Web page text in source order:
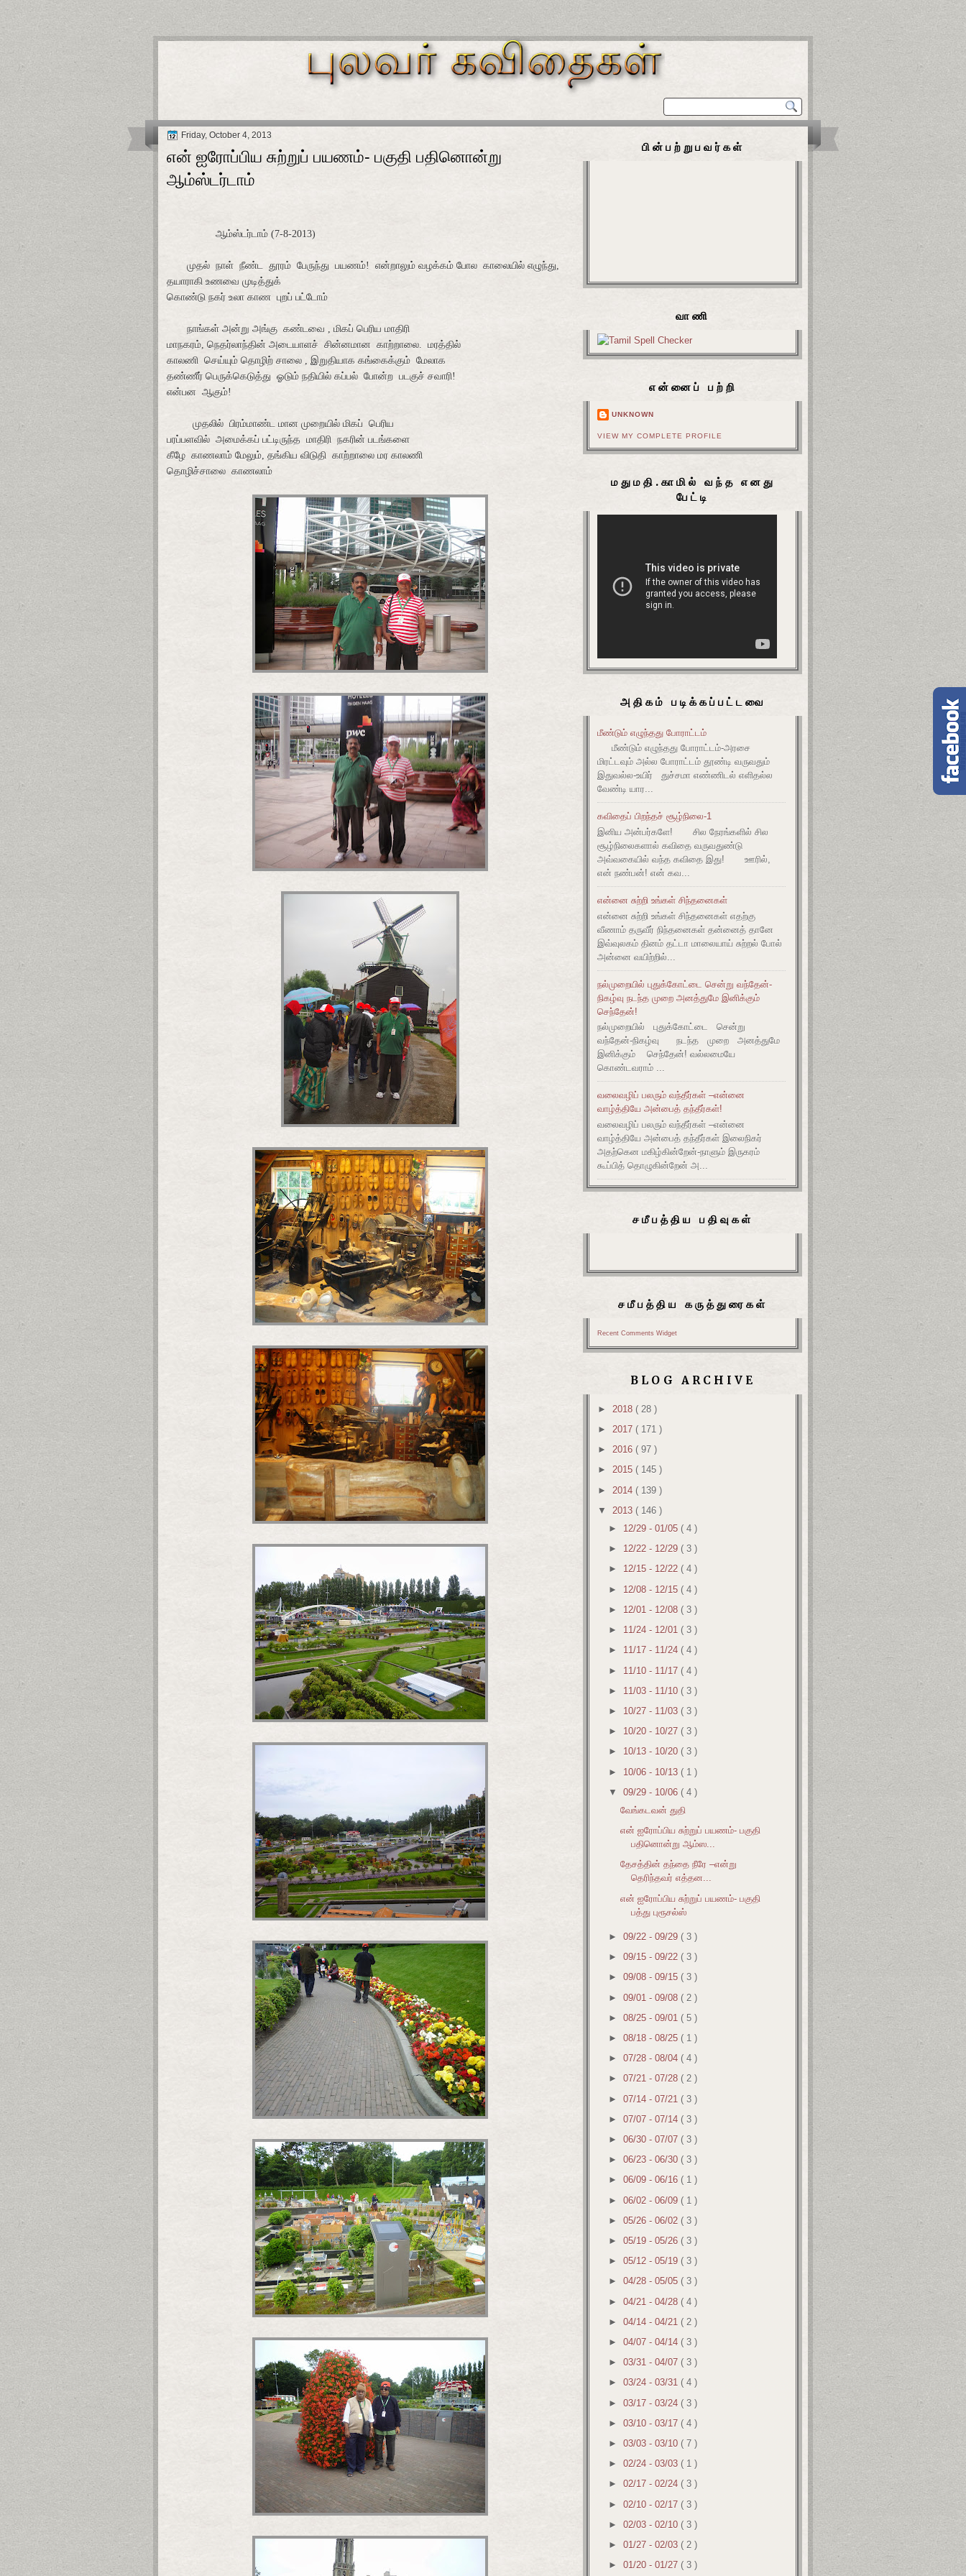
Friday, October 4, 2013
என் ஐரோப்பிய சுற்றுப் பயணம்- பகுதி பதினொன்று
ஆம்ஸ்டர்டாம்
ஆம்ஸ்டர்டாம் (7-8-2013)
முதல் நாள் நீண்ட தூரம் பேருந்து பயணம்! என்றாலும் வழக்கம் போல காலையில் எழுந்து,
தயாராகி உணவை முடித்துக்
கொண்டு நகர் உலா காண புறப் பட்டோம்
நாங்கள் அன்று அங்கு கண்டவை , மிகப் பெரிய மாதிரி
மாநகரம், நெதர்லாந்தின் அடையாளச் சின்னமான காற்றாலை.
மரத்தில்
காலணி செய்யும் தொழிற் சாலை , இறுதியாக கங்கைக்கும் மேலாக
தண்ணீர் பெருக்கெடுத்து ஓடும் நதியில் கப்பல் போன்ற படகுச் சவாரி!
என்பன ஆகும்!
முதலில் பிரம்மாண்ட மான முறையில் மிகப் பெரிய
பரப்பளவில் அமைக்கப் பட்டிருந்த மாதிரி நகரின் படங்களை
கீழே காணலாம் மேலும், தங்கிய விடுதி காற்றாலை மர காலணி
தொழிச்சாலை காணலாம்
பின்பற்றுபவர்கள்
வாணி
என்னைப் பற்றி
UNKNOWN
VIEW MY COMPLETE PROFILE
மதுமதி.காமில் வந்த எனது
பேட்டி
அதிகம் படிக்கப்பட்டவை
மீண்டும் எழுந்தது போராட்டம்
மீண்டும் எழுந்தது போராட்டம்-அரசை
மிரட்டவும் அல்ல போராட்டம் தூண்டி வருவதும்
இதுவல்ல-உயிர் துச்சமா எண்ணிடல் எளிதல்ல
வேண்டி யார...
கவிதைப் பிறந்தச் சூழ்நிலை-1
இனிய அன்பர்களே! சில நேரங்களில் சில
சூழ்நிலைகளால் கவிதை வருவதுண்டு
அவ்வகையில் வந்த கவிதை இது! ஊரில்,
என் நண்பன்! என் கவ...
என்னை சுற்றி உங்கள் சிந்தனைகள்
என்னை சுற்றி உங்கள் சிந்தனைகள் எதற்கு
வீணாம் தருவீர் நிந்தனைகள் தன்னைத் தானே
இவ்வுலகம் தினம் தட்டா மாலையாய் சுற்றல் போல்
அன்னை வயிற்றில்...
நல்முறையில் புதுக்கோட்டை சென்று வந்தேன்-
நிகழ்வு நடந்த முறை அனத்துமே இனிக்கும்
செந்தேன்!
நல்முறையில் புதுக்கோட்டை சென்று
வந்தேன்-நிகழ்வு நடந்த முறை அனத்துமே
இனிக்கும் செந்தேன்! வல்லமையே
கொண்டவராம் ...
வலைவழிப் பலரும் வந்தீர்கள் –என்னை
வாழ்த்தியே அன்பைத் தந்தீர்கள்!
வலைவழிப் பலரும் வந்தீர்கள் –என்னை
வாழ்த்தியே அன்பைத் தந்தீர்கள் இலைநிகர்
அதற்கென மகிழ்கின்றேன்-நாளும் இருகரம்
கூப்பித் தொழுகின்றேன் அ...
சமீபத்திய பதிவுகள்
சமீபத்திய கருத்துரைகள்
Recent Comments Widget
BLOG ARCHIVE
► 2018 ( 28 )
► 2017 ( 171 )
► 2016 ( 97 )
► 2015 ( 145 )
► 2014 ( 139 )
▼ 2013 ( 146 )
► 12/29 - 01/05 ( 4 )
► 12/22 - 12/29 ( 3 )
► 12/15 - 12/22 ( 4 )
► 12/08 - 12/15 ( 4 )
► 12/01 - 12/08 ( 3 )
► 11/24 - 12/01 ( 3 )
► 11/17 - 11/24 ( 4 )
► 11/10 - 11/17 ( 4 )
► 11/03 - 11/10 ( 3 )
► 10/27 - 11/03 ( 3 )
► 10/20 - 10/27 ( 3 )
► 10/13 - 10/20 ( 3 )
► 10/06 - 10/13 ( 1 )
▼09/29 - 10/06 ( 4 )
வேங்கடவன் துதி
என் ஐரோப்பிய சுற்றுப் பயணம்- பகுதி
பதினொன்று ஆம்ஸ...
தேசத்தின் தந்தை நீரே –என்று
தெரிந்தவர் எத்தன...
என் ஐரோப்பிய சுற்றுப் பயணம்- பகுதி
பத்து புரூசல்ஸ்
►09/22 - 09/29 ( 3 )
►09/15 - 09/22 ( 3 )
►09/08 - 09/15 ( 3 )
►09/01 - 09/08 ( 2 )
►08/25 - 09/01 ( 5 )
►08/18 - 08/25 ( 1 )
►07/28 - 08/04 ( 4 )
►07/21 - 07/28 ( 2 )
►07/14 - 07/21 ( 3 )
►07/07 - 07/14 ( 3 )
►06/30 - 07/07 ( 3 )
►06/23 - 06/30 ( 3 )
►06/09 - 06/16 ( 1 )
►06/02 - 06/09 ( 1 )
►05/26 - 06/02 ( 3 )
►05/19 - 05/26 ( 3 )
►05/12 - 05/19 ( 3 )
►04/28 - 05/05 ( 3 )
►04/21 - 04/28 ( 4 )
►04/14 - 04/21 ( 2 )
►04/07 - 04/14 ( 3 )
►03/31 - 04/07 ( 3 )
►03/24 - 03/31 ( 4 )
►03/17 - 03/24 ( 3 )
►03/10 - 03/17 ( 4 )
►03/03 - 03/10 ( 7 )
►02/24 - 03/03 ( 1 )
►02/17 - 02/24 ( 3 )
►02/10 - 02/17 ( 3 )
►02/03 - 02/10 ( 3 )
►01/27 - 02/03 ( 2 )
►01/20 - 01/27 ( 3 )